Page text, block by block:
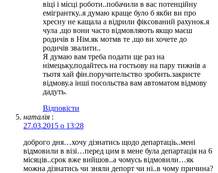
віці і місці роботи..побачили в вас потенційну
емігрантку..я думаю краще було б якби ви про
хресну не кащала а відрили фіксований рахунок.я
чула ,що вони часто відмовляють якщо маєш
родичів в Нім.як мотмв те ,що ви хочете до
родичів звалити..
Я думаю вам треба подати ще раз на
німецьку,подайтесь на гостьову на пару тижнів а
тьотя хай фін.поручительство зробить.закриєте
відмову.а інші посольства вам автоматом відмову
дадуть.
Відповіcти
наталія :
27.03.2015 о 13:28
доброго дня…хочу дізнатись щодо департаціь..мені
відмовили в візі…перед цим в мене була департація на 6
місяців..срок вже вийшов..а чомусь відмовили…як
можна дізнатись чи зняли депорт чи ні..в чому причина?